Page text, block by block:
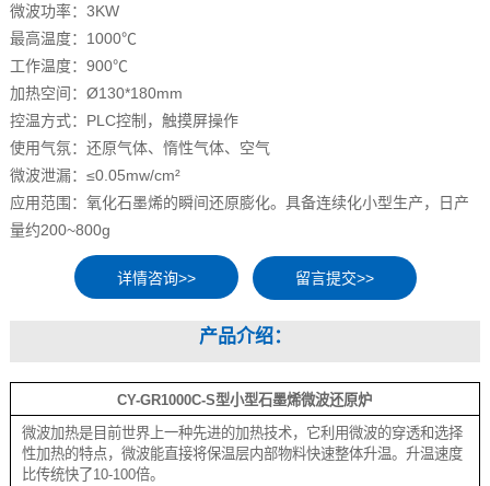
微波功率：3KW
最高温度：1000℃
工作温度：900℃
加热空间：Ø130*180mm
控温方式：PLC控制，触摸屏操作
使用气氛：还原气体、惰性气体、空气
微波泄漏：≤0.05mw/cm²
应用范围：氧化石墨烯的瞬间还原膨化。具备连续化小型生产，日产
量约200~800g
留言提交>>
产品介绍：
CY-GR1000C-S型小型石墨烯微波还原炉
微波加热是目前世界上一种先进的加热技术，它利用微波的穿透和选择
性加热的特点，微波能直接将保温层内部物料快速整体升温。升温速度
比传统快了10-100倍。